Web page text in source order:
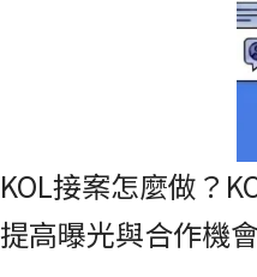
KOL接案怎麼做？
提高曝光與合作機會